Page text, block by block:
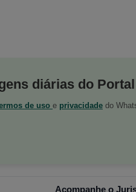
diárias do
de uso e privacidade do
Acompanhe o